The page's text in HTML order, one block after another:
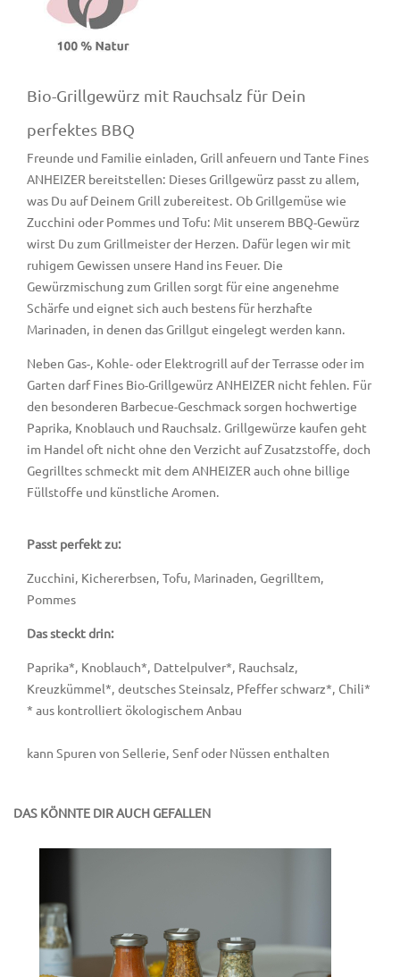
Bio-Grillgewürz mit Rauchsalz für Dein
perfektes BBQ
Freunde und Familie einladen, Grill anfeuern und Tante Fines
ANHEIZER bereitstellen: Dieses Grillgewürz passt zu allem,
was Du auf Deinem Grill zubereitest. Ob Grillgemüse wie
Zucchini oder Pommes und Tofu: Mit unserem BBQ-Gewürz
wirst Du zum Grillmeister der Herzen. Dafür legen wir mit
ruhigem Gewissen unsere Hand ins Feuer. Die
Gewürzmischung zum Grillen sorgt für eine angenehme
Schärfe und eignet sich auch bestens für herzhafte
Marinaden, in denen das Grillgut eingelegt werden kann.
Neben Gas-, Kohle- oder Elektrogrill auf der Terrasse oder im
Garten darf Fines Bio-Grillgewürz ANHEIZER nicht fehlen. Für
den besonderen Barbecue-Geschmack sorgen hochwertige
Paprika, Knoblauch und Rauchsalz. Grillgewürze kaufen geht
im Handel oft nicht ohne den Verzicht auf Zusatzstoffe, doch
Gegrilltes schmeckt mit dem ANHEIZER auch ohne billige
Füllstoffe und künstliche Aromen.
Passt perfekt zu:
Zucchini, Kichererbsen, Tofu, Marinaden, Gegrilltem,
Pommes
Das steckt drin:
Paprika*, Knoblauch*, Dattelpulver*, Rauchsalz,
Kreuzkümmel*, deutsches Steinsalz, Pfeffer schwarz*, Chili*
* aus kontrolliert ökologischem Anbau
kann Spuren von Sellerie, Senf oder Nüssen enthalten
DAS KÖNNTE DIR AUCH GEFALLEN